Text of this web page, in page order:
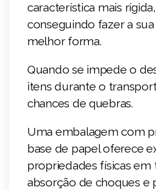
característica mais
conseguindo fazer a
melhor forma.
Quando se impede o
itens durante o
chances de quebras.
Uma embalagem com
base de papel oferece
propriedades físicas em
absorção de choques e